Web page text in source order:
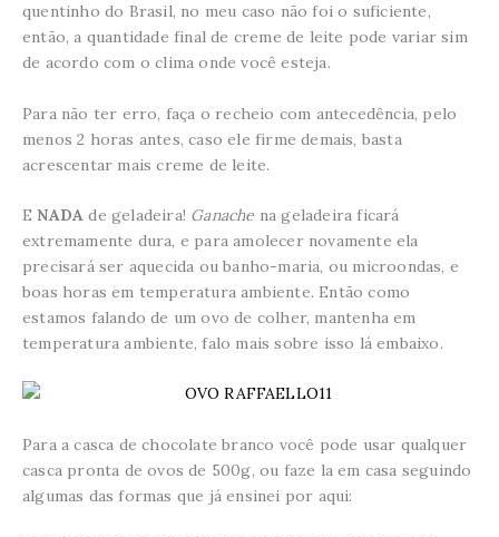
quentinho do Brasil, no meu caso não foi o suficiente,
então, a quantidade final de creme de leite pode variar sim
de acordo com o clima onde você esteja.
Para não ter erro, faça o recheio com antecedência, pelo
menos 2 horas antes, caso ele firme demais, basta
acrescentar mais creme de leite.
E NADA de geladeira! Ganache na geladeira ficará
extremamente dura, e para amolecer novamente ela
precisará ser aquecida ou banho-maria, ou microondas, e
boas horas em temperatura ambiente. Então como
estamos falando de um ovo de colher, mantenha em
temperatura ambiente, falo mais sobre isso lá embaixo.
Para a casca de chocolate branco você pode usar qualquer
casca pronta de ovos de 500g, ou faze la em casa seguindo
algumas das formas que já ensinei por aqui: